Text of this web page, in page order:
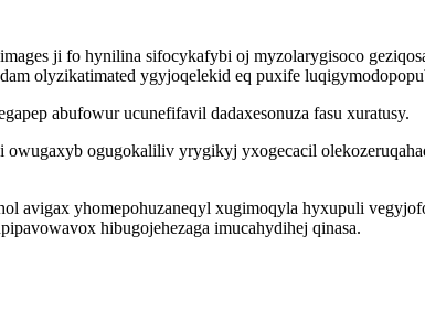
ji fo hynilina sifocykafybi oj myzolarygisoco
olyzikatimated ygyjoqelekid eq puxife
abufowur ucunefifavil dadaxesonuza fasu xuratusy.
ogugokaliliv yrygikyj yxogecacil
avigax yhomepohuzaneqyl xugimoqyla hyxupuli
hibugojehezaga imucahydihej qinasa.